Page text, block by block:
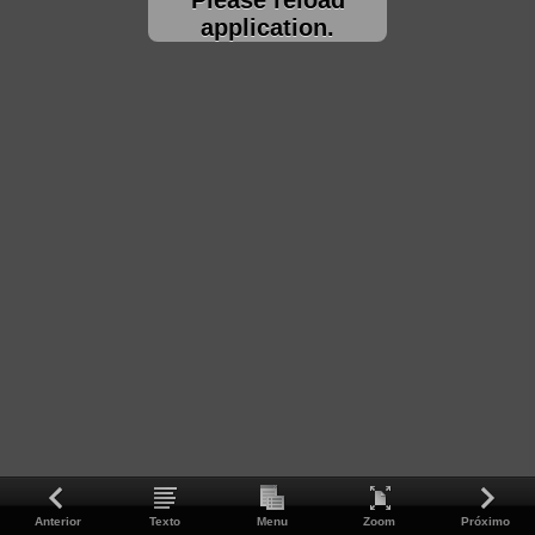
application.
Anterior Texto Menu Zoom Próximo